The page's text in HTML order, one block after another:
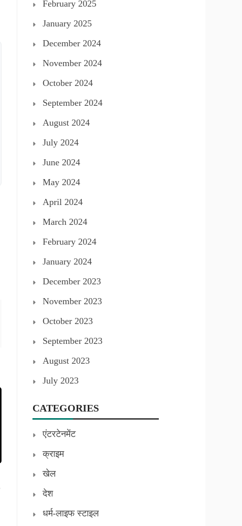
February 2025
January 2025
December 2024
November 2024
October 2024
September 2024
August 2024
July 2024
June 2024
May 2024
April 2024
March 2024
February 2024
January 2024
December 2023
November 2023
October 2023
September 2023
August 2023
July 2023
CATEGORIES
एंटरटेनमेंट
क्राइम
खेल
देश
धर्म-लाइफ स्टाइल